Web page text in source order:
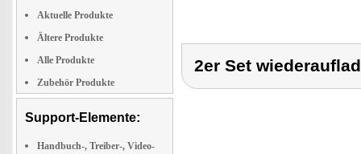
Aktuelle Produkte
Ältere Produkte
Alle Produkte
Zubehör Produkte
Support-Elemente:
Handbuch-, Treiber-, Video-
2er Set